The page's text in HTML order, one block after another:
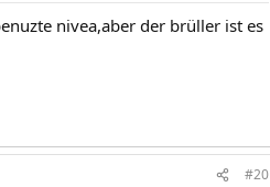
nivea,aber der brüller ist es
#20